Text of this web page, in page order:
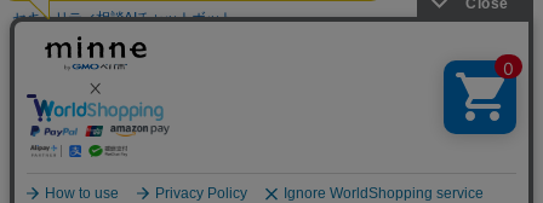
セキュリティ相談AIチャットボット
実在証明・盗聴対策
サイバー攻撃対策（GMO Flatt Security）
セキュリティ事業の軌跡